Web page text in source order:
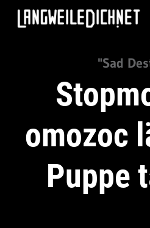
"Sad
omozoc
Puppe